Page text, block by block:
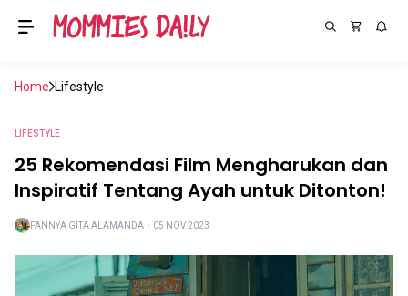
Home Lifestyle
LIFESTYLE
25 Rekomendasi Film Mengharukan dan
Inspiratif Tentang Ayah untuk Ditonton!
FANNYA GITA ALAMANDA ・ 05 NOV 2023